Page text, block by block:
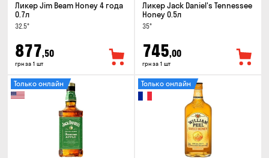
Ликер Jim Beam Honey 4 года
0.7л
32.5°
877,50
грн за 1 шт
Ликер Jack Daniel's Tennessee
Honey 0.5л
35°
745,00
грн за 1 шт
Только онлайн Только онлайн